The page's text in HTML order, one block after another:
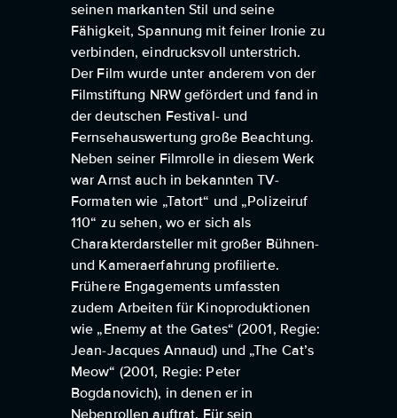
seinen markanten Stil und seine
Fähigkeit, Spannung mit feiner Ironie zu
verbinden, eindrucksvoll unterstrich.
Der Film wurde unter anderem von der
Filmstiftung NRW gefördert und fand in
der deutschen Festival- und
Fernsehauswertung große Beachtung.
Neben seiner Filmrolle in diesem Werk
war Arnst auch in bekannten TV-
Formaten wie „Tatort“ und „Polizeiruf
110“ zu sehen, wo er sich als
Charakterdarsteller mit großer Bühnen-
und Kameraerfahrung profilierte.
Frühere Engagements umfassten
zudem Arbeiten für Kinoproduktionen
wie „Enemy at the Gates“ (2001, Regie:
Jean-Jacques Annaud) und „The Cat’s
Meow“ (2001, Regie: Peter
Bogdanovich), in denen er in
Nebenrollen auftrat. Für sein